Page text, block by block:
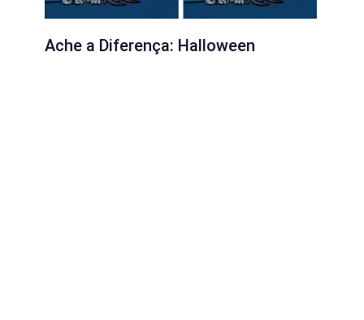
Ache a Diferença: Halloween